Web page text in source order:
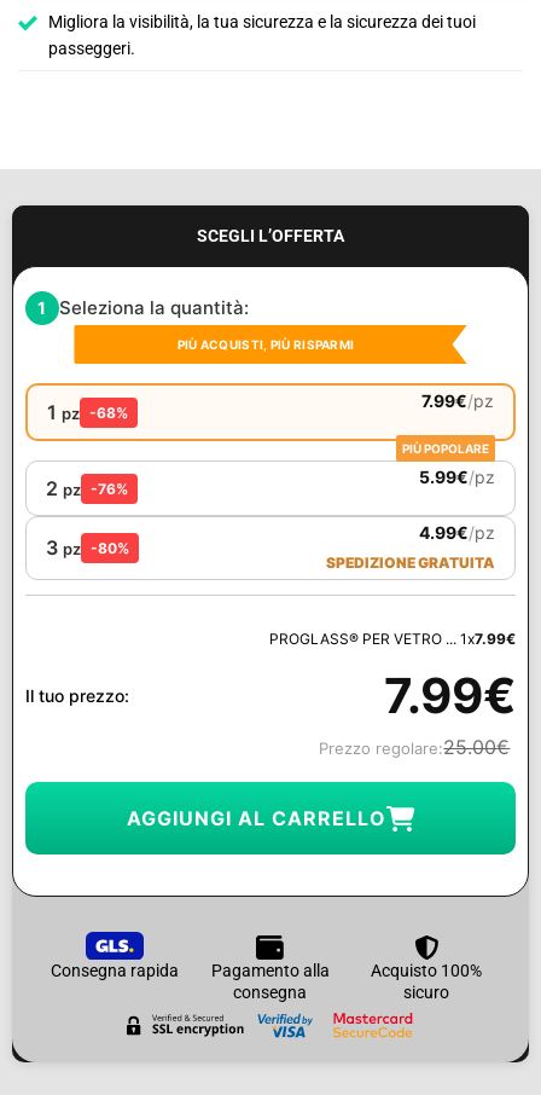
Migliora la visibilità, la tua sicurezza e la sicurezza dei tuoi
passeggeri.
SCEGLI L’OFFERTA
1 Seleziona la quantità:
PIÙ ACQUISTI, PIÙ RISPARMI
1 pz -68%
7.99€/pz
PIÙ POPOLARE
2 pz -76%
5.99€/pz
3 pz -80%
4.99€/pz
SPEDIZIONE GRATUITA
PROGLASS® PER VETRO ... 1x7.99€
Il tuo prezzo: 7.99€
Prezzo regolare:25.00€
AGGIUNGI AL CARRELLO
Consegna rapida
Pagamento alla
consegna
Acquisto 100%
sicuro